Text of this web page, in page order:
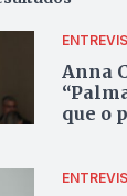
Anna
que o